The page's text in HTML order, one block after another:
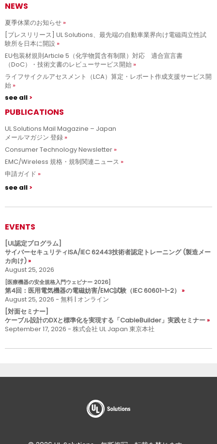
NEWS
夏季休業のお知らせ
[プレスリリース] UL Solutions、最先端の自動車業界向け電磁両立性試
験所を日本に開設
EU包装材規則Article 5（化学物質含有制限）対応 適合宣言書
（DoC）・技術文書のレビューサービス開始
ライフサイクルアセスメント（LCA）算定・レポート作成支援サービス開
始
see all
PUBLICATIONS
UL Solutions Mail Magazine – Japan
メールマガジン 登録
Consumer Technology Newsletter
EMC/Wireless 規格・規制関連ニュース
申請ガイド
see all
EVENTS
[UL認定プログラム]
サイバーセキュリティISA/IEC 62443技術者認定トレーニング (製造メー
カ向け)
August 25, 2026
[医療機器の安全規格入門ウェビナー 2026]
第4回：医用電気機器の電磁妨害/EMC試験（IEC 60601-1-2）
August 25, 2026 - 無料 | オンライン
[対面セミナー]
ケーブル設計のDXと標準化を実現する「CableBuilder」実践セミナー
September 17, 2026 - 株式会社 UL Japan 東京本社